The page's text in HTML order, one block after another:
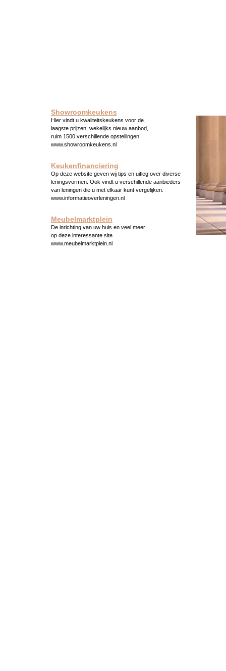
Showroomkeukens
Hier vindt u kwaliteitskeukens voor de
laagste prijzen, wekelijks nieuw aanbod,
ruim 1500 verschillende opstellingen!
www.showroomkeukens.nl
Keukenfinanciering
Op deze website geven wij tips en uitleg over diverse
leningsvormen. Ook vindt u verschillende aanbieders
van leningen die u met elkaar kunt vergelijken.
www.informatieoverleningen.nl
Meubelmarktplein
De inrichting van uw huis en veel meer
op deze interessante site.
www.meubelmarktplein.nl